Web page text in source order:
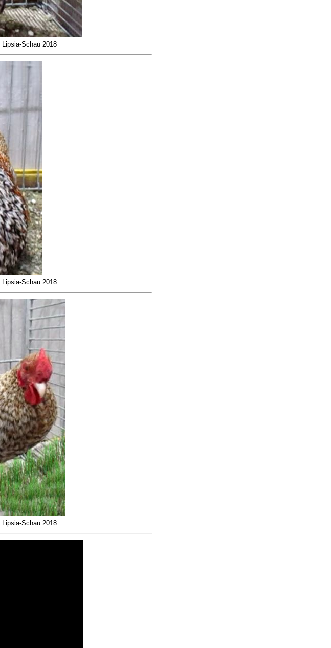
Lipsia-Schau 2018
Lipsia-Schau 2018
Lipsia-Schau 2018